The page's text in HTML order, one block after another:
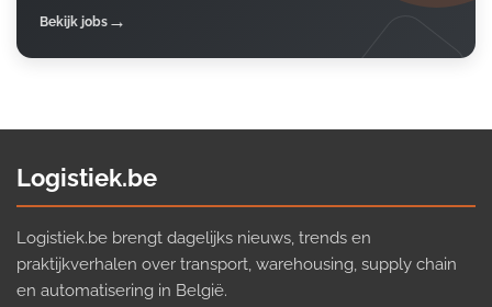
Bekijk jobs
Logistiek.be
Logistiek.be brengt dagelijks nieuws, trends en
praktijkverhalen over transport, warehousing, supply chain
en automatisering in België.